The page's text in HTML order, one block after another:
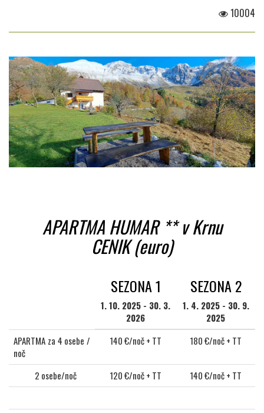
10004
APARTMA HUMAR ** v Krnu
CENIK (euro)
SEZONA 1
1. 10. 2025 - 30. 3.
2026
SEZONA 2
1. 4. 2025 - 30. 9.
2025
APARTMA za 4 osebe /
noč
140 €/noč + TT 180 €/noč + TT
2 osebe/noč 120 €/noč + TT 140 €/noč + TT